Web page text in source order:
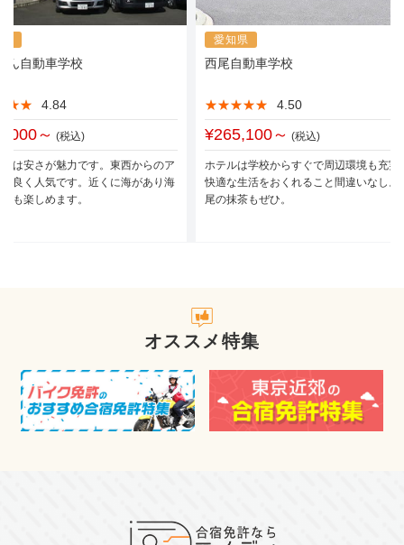
ん自動車学校
4.84
～ (税込)
は安さが魅力です。東西からのア
良く人気です。近くに海があり海
も楽しめます。
愛知県
西尾自動車学校
★★★★★
★★★★★ 4.50
¥265,100～ (税込)
ホテルは学校からすぐで周辺環境も充実
快適な生活をおくれること間違いなし。
尾の抹茶もぜひ。
オススメ特集